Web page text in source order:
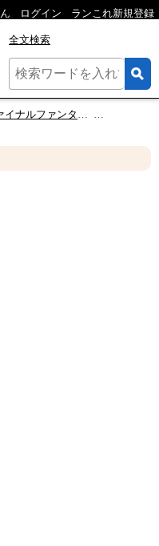
ログイン ランこれ新規登録
全文検索
ファンタジーXI エンピリアンウェポン人気投票